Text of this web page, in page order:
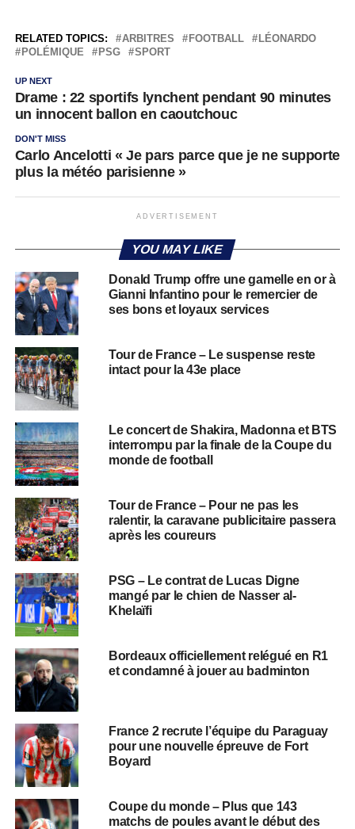
RELATED TOPICS: ARBITRES FOOTBALL
LÉONARDO
POLÉMIQUE
PSG SPORT
UP NEXT
Drame : 22 sportifs lynchent pendant 90 minutes
un innocent ballon en caoutchouc
DON'T MISS
Carlo Ancelotti « Je pars parce que je ne supporte
plus la météo parisienne »
ADVERTISEMENT
YOU MAY LIKE
Donald Trump offre une gamelle en or à
Gianni Infantino pour le remercier de
ses bons et loyaux services
Tour de France – Le suspense reste
intact pour la 43e place
Le concert de Shakira, Madonna et BTS
interrompu par la finale de la Coupe du
monde de football
Tour de France – Pour ne pas les
ralentir, la caravane publicitaire passera
après les coureurs
PSG – Le contrat de Lucas Digne
mangé par le chien de Nasser al-
Khelaïfi
Bordeaux officiellement relégué en R1
et condamné à jouer au badminton
France 2 recrute l’équipe du Paraguay
pour une nouvelle épreuve de Fort
Boyard
Coupe du monde – Plus que 143
matchs de poules avant le début des